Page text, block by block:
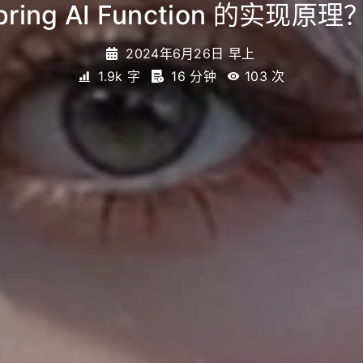
AI Function 的实现原理
2024年6月26日 早上
1.9k 字
16 分钟 103次